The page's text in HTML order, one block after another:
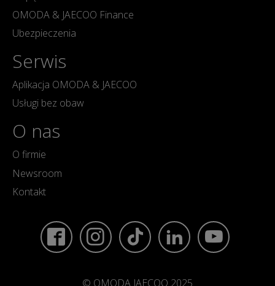
OMODA & JAECOO Finance
Ubezpieczenia
Serwis
Aplikacja OMODA & JAECOO
Usługi bez obaw
O nas
O firmie
Newsroom
Kontakt
© OMODA JAECOO 2025